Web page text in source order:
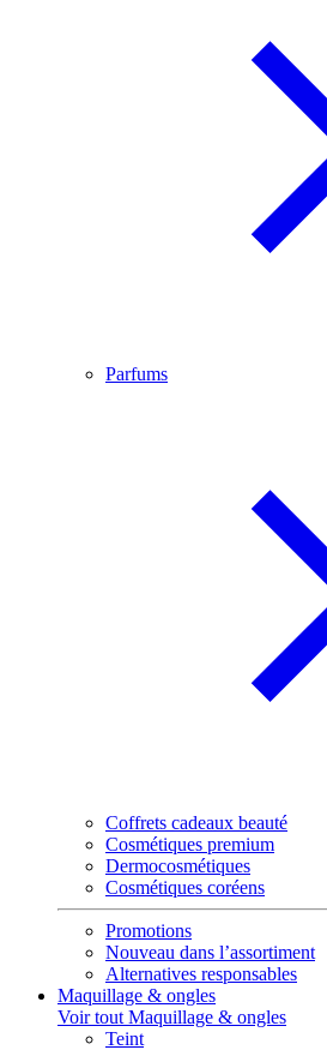
Parfums
Coffrets cadeaux beauté
Cosmétiques premium
Dermocosmétiques
Cosmétiques coréens
Promotions
Nouveau dans l’assortiment
Alternatives responsables
Maquillage & ongles
Voir tout Maquillage & ongles
Teint